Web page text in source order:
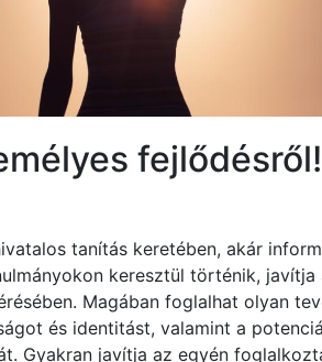
tanítás keretében, akár
keresztül történik, javítja
Magában foglalhat olyan
és identitást, valamint a
Gyakran javítja az egyén